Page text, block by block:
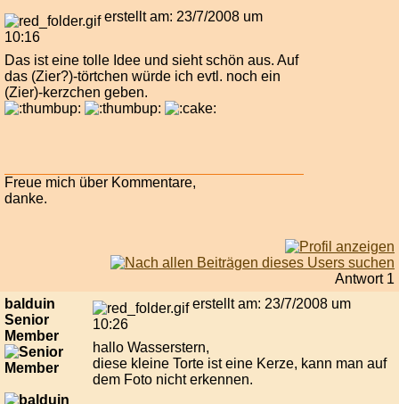
erstellt am: 23/7/2008 um
10:16
Das ist eine tolle Idee und sieht schön aus. Auf
das (Zier?)-törtchen würde ich evtl. noch ein
(Zier)-kerzchen geben.
Freue mich über Kommentare,
danke.
Antwort 1
balduin
Senior
Member
erstellt am: 23/7/2008 um
10:26
hallo Wasserstern,
diese kleine Torte ist eine Kerze, kann man auf
dem Foto nicht erkennen.